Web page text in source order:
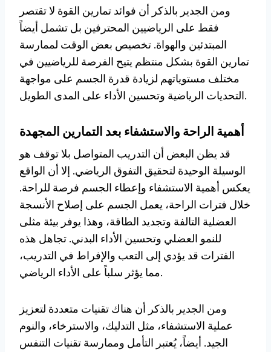
ومن الجدير بالذكر أن فوائد تمارين القوة لا تقتصر
فقط على الرياضيين المحترفين بل تشمل أيضاً
المبتدئين والهواة. تخصيص بعض الوقت لممارسة
تمارين القوة بشكل منتظم يتيح الفرصة للرياضيين في
مختلف مستوياتهم لزيادة قدرة الجسم على مواجهة
التحديات الرياضية وتحسين الأداء على المدى الطويل.
أهمية الراحة والاستشفاء بعد التمارين المجهدة
قد يظن البعض أن التدريب المتواصل بلا توقف هو
الوسيلة الوحيدة لتحقيق التفوق الرياضي. إلا أن الواقع
يعكس أهمية الاستشفاء وإعطاء الجسم فرصة للراحة.
خلال فترات الراحة، يعمل الجسم على إصلاح الأنسجة
العضلية التالفة وتجديد الطاقة، وهذا يوفر بيئة مثلى
للنمو العضلي وتحسين الأداء البدني. تجاهل هذه
الفترات قد يؤدي إلى التعب والإفراط في التدريب،
مما يؤثر سلباً على الأداء الرياضي.
ومن الجدير بالذكر أن هناك تقنيات متعددة لتعزيز
عملية الاستشفاء، مثل التدليك، والاسترخاء، والنوم
الجيد. أيضاً، يُعتبر التأمل وممارسة تقنيات التنفس